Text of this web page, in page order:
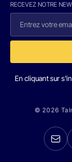
RECEVEZ NOTRE
En cliquant sur
© 2026